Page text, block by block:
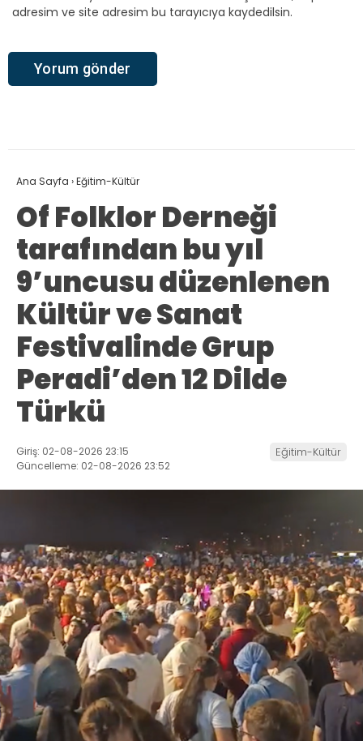
adresim ve site adresim bu tarayıcıya kaydedilsin.
Ana Sayfa ›Eğitim-Kültür
Of Folklor Derneği
tarafından bu yıl
9’uncusu düzenlenen
Kültür ve Sanat
Festivalinde Grup
Peradi’den 12 Dilde
Türkü
Giriş: 02-08-2026 23:15
Güncelleme: 02-08-2026 23:52
Eğitim-Kültür